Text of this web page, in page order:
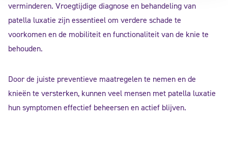
verminderen. Vroegtijdige diagnose en behandeling van
patella luxatie zijn essentieel om verdere schade te
voorkomen en de mobiliteit en functionaliteit van de knie te
behouden.
Door de juiste preventieve maatregelen te nemen en de
knieën te versterken, kunnen veel mensen met patella luxatie
hun symptomen effectief beheersen en actief blijven.